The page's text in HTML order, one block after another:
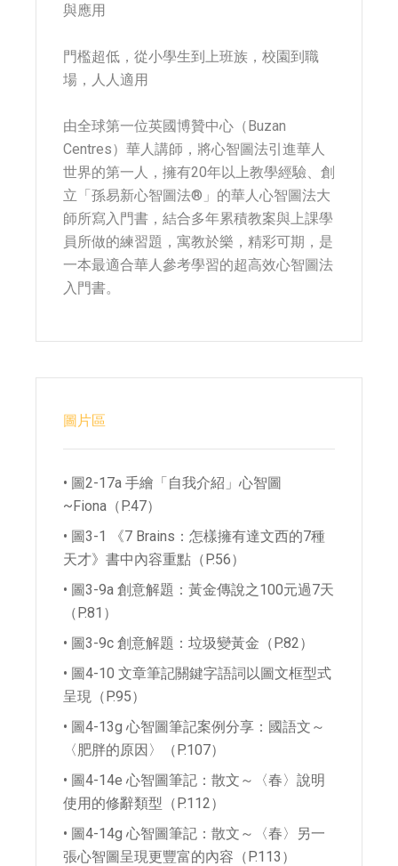
與應用
門檻超低，從小學生到上班族，校園到職
場，人人適用
由全球第一位英國博贊中心（Buzan
Centres）華人講師，將心智圖法引進華人
世界的第一人，擁有20年以上教學經驗、創
立「孫易新心智圖法®」的華人心智圖法大
師所寫入門書，結合多年累積教案與上課學
員所做的練習題，寓教於樂，精彩可期，是
一本最適合華人參考學習的超高效心智圖法
入門書。
圖片區
• 圖2-17a 手繪「自我介紹」心智圖
~Fiona（P.47）
• 圖3-1 《7 Brains：怎樣擁有達文西的7種
天才》書中內容重點（P.56）
• 圖3-9a 創意解題：黃金傳說之100元過7天
（P.81）
• 圖3-9c 創意解題：垃圾變黃金（P.82）
• 圖4-10 文章筆記關鍵字語詞以圖文框型式
呈現（P.95）
• 圖4-13g 心智圖筆記案例分享：國語文～
〈肥胖的原因〉（P.107）
• 圖4-14e 心智圖筆記：散文～〈春〉說明
使用的修辭類型（P.112）
• 圖4-14g 心智圖筆記：散文～〈春〉另一
張心智圖呈現更豐富的內容（P.113）